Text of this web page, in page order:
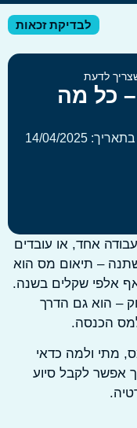
לבדיקת זכאות
מה
14/04/2025
אחד, או עובדים
תיאום מס הוא
שקלים בשנה.
גם הדרך
ולמה כדאי
לקבל סיוע